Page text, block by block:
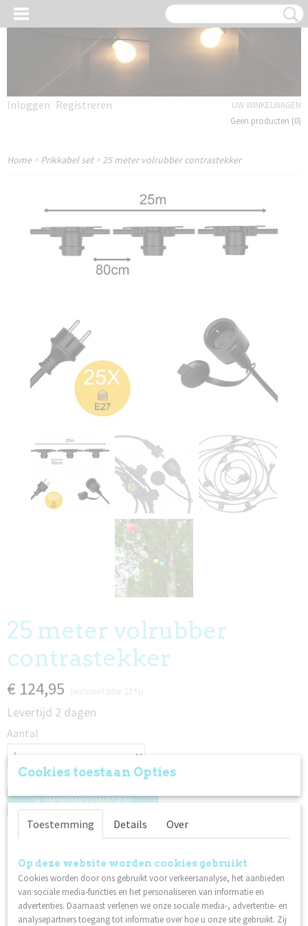
Inloggen Registreren
UW WINKELWAGEN
Geen producten (0)
Home>Prikkabel set>25 meter volrubber contrastekker
25 meter volrubber
contrastekker
€ 124,95
Levertijd 2 dagen
Aantal
IN WINKELWAGEN
Productcode
EAN code
8714681413364
Omschrijving
Prikkabel volrubber 25 meter met fittingen aan het eind zit
ook nog een contrastekker waardoor de mogelijk heid bestaat
Cookies toestaan Opties
Toestemming Details Over
Op deze website worden cookies gebruikt
Cookies worden door ons gebruikt voor verkeersanalyse, het aanbieden
van sociale media-functies en het personaliseren van informatie en
advertenties. Daarnaast verlenen we onze sociale media-, advertentie- en
analysepartners toegang tot informatie over hoe u onze site gebruikt. Zij